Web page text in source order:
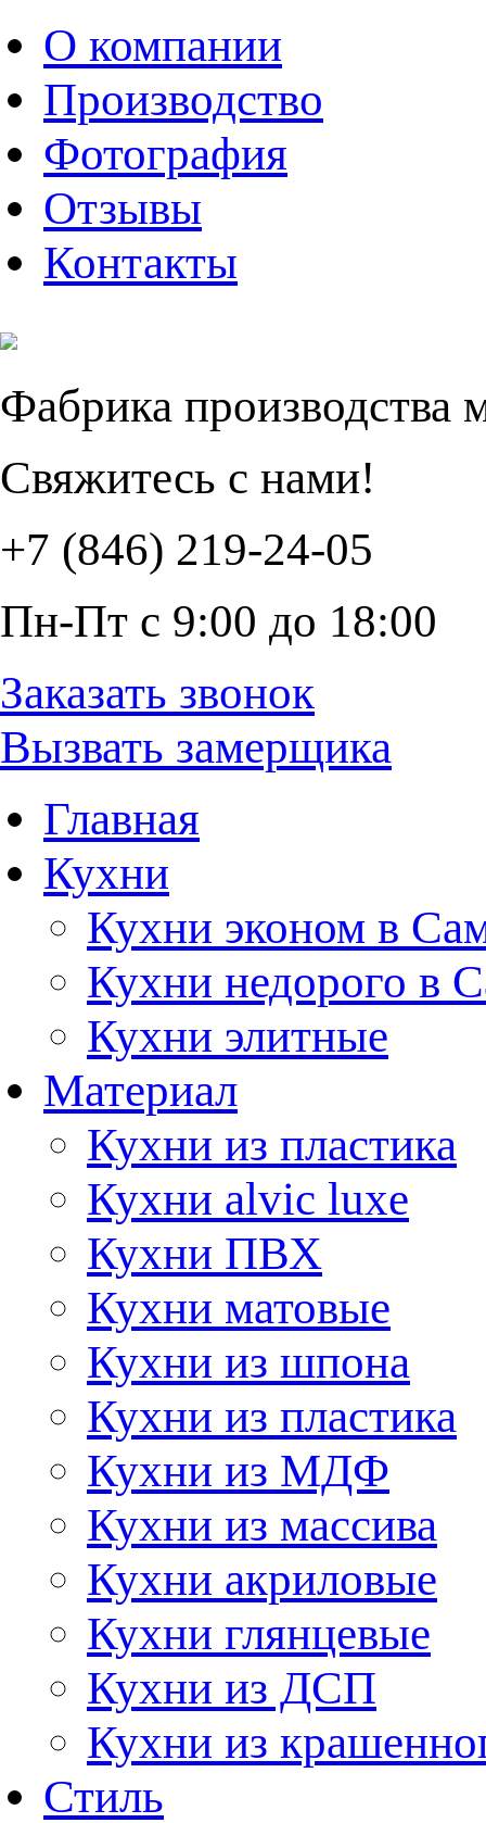
О компании
Производство
Фотография
Отзывы
Контакты
Фабрика производства
Свяжитесь с нами!
+7 (846) 219-24-05
Пн-Пт с 9:00 до 18:00
Заказать звонок
Вызвать замерщика
Главная
Кухни
Кухни эконом в
Кухни недорого в
Кухни элитные
Материал
Кухни из пластика
Кухни alvic luxe
Кухни ПВХ
Кухни матовые
Кухни из шпона
Кухни из пластика
Кухни из МДФ
Кухни из массива
Кухни акриловые
Кухни глянцевые
Кухни из ДСП
Кухни из
Стиль